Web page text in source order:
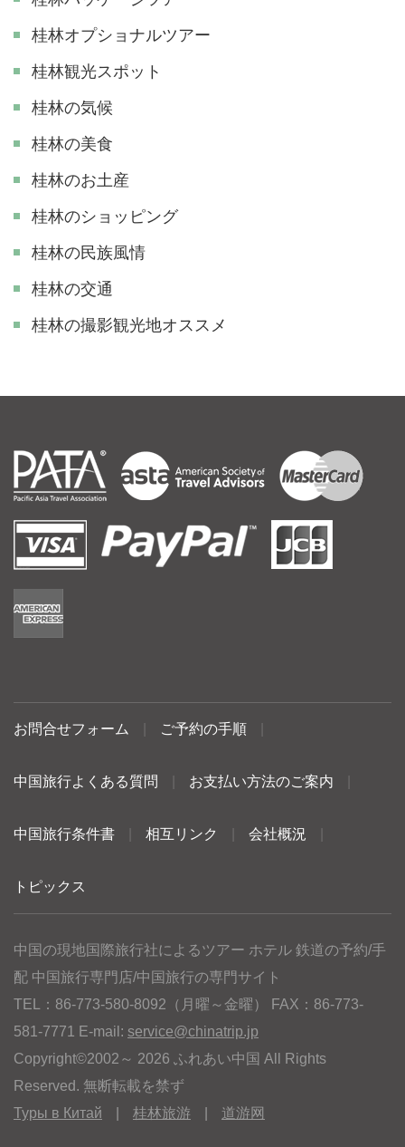
桂林オプショナルツアー
桂林観光スポット
桂林の気候
桂林の美食
桂林のお土産
桂林のショッピング
桂林の民族風情
桂林の交通
​桂林の撮影観光地オススメ
お問合せフォーム ご予約の手順
中国旅行よくある質問 お支払い方法のご案内
中国旅行条件書 相互リンク 会社概況
トピックス
中国の現地国際旅行社によるツアー ホテル 鉄道の予約/手
配 中国旅行専門店/中国旅行の専門サイト
TEL：86-773-580-8092（月曜～金曜） FAX：86-773-
581-7771 E-mail: service@chinatrip.jp
Copyright©2002～ 2026 ふれあい中国 All Rights
Reserved. 無断転載を禁ず
Туры в Китай
桂林旅游 道游网